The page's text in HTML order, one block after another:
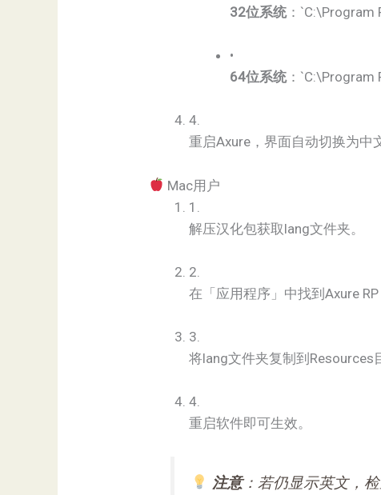
​32位系统​：`C:\Program
•
​64位系统​：`C:\Program
4.
重启Axure，界面自动切换为中
Mac用户
1.
解压汉化包获取lang文件夹。
2.
在「应用程序」中找到Axure
3.
将lang文件夹复制到Resources
4.
重启软件即可生效。
​注意​：若仍显示英文，